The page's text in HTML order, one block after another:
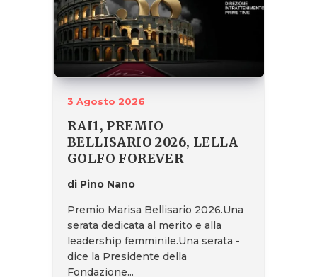
3 Agosto 2026
RAI1, PREMIO
BELLISARIO 2026, LELLA
GOLFO FOREVER
di Pino Nano
Premio Marisa Bellisario 2026.Una
serata dedicata al merito e alla
leadership femminile.Una serata -
dice la Presidente della
Fondazione...